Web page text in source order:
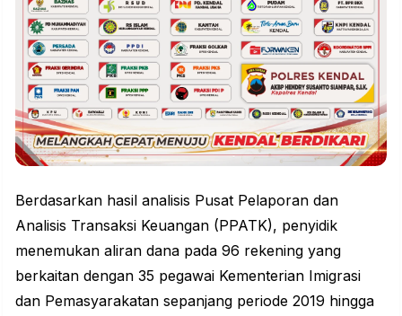
Berdasarkan hasil analisis Pusat Pelaporan dan
Analisis Transaksi Keuangan (PPATK), penyidik
menemukan aliran dana pada 96 rekening yang
berkaitan dengan 35 pegawai Kementerian Imigrasi
dan Pemasyarakatan sepanjang periode 2019 hingga